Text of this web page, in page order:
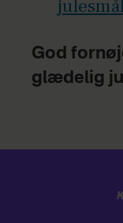
j
God
glædelig